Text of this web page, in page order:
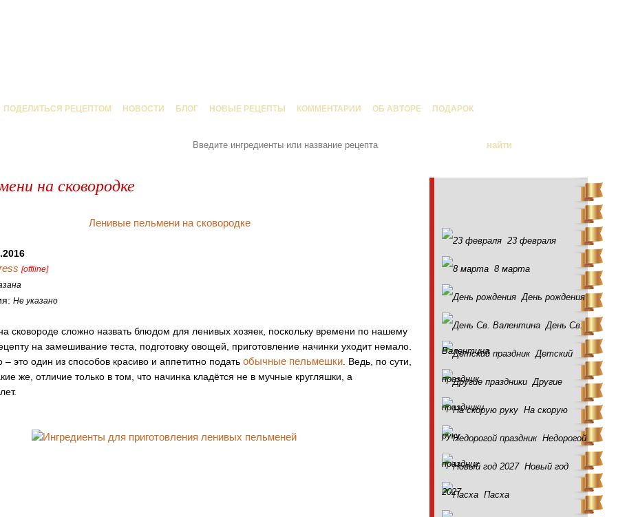
ПОДЕЛИТЬСЯ РЕЦЕПТОМ НОВОСТИ БЛОГ НОВЫЕ РЕЦЕПТЫ КОММЕНТАРИИ ОБ АВТОРЕ ПОДАРОК
на сковородке
[offline]
Не указано
сковороде сложно назвать блюдом для ленивых хозяек, поскольку времени по нашему
на замешивание теста, подготовку овощей, приготовление начинки уходит немало.
это один из способов красиво и аппетитно подать обычные пельмешки . Ведь, по сути,
же, отличие только в том, что начинка кладётся не в мучные кругляшки, а
23 февраля
8 марта
День рождения
День Св.
Валентина Детский
праздник Другие
праздники На скорую
руку Недорогой
праздник Новый год
2027 Пасха